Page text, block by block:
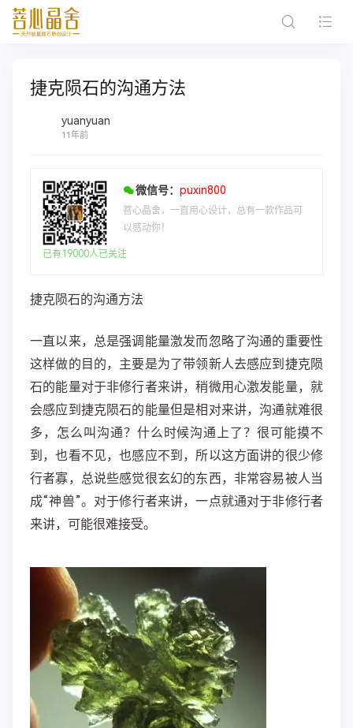
捷克陨石的沟通方法
yuanyuan
11年前
微信号： puxin800
菩心晶舍，一直用心设计，总有一款作品可
以感动你！
已有19000人已关注
捷克陨石的沟通方法
一直以来，总是强调能量激发而忽略了沟通的重要性
这样做的目的，主要是为了带领新人去感应到捷克陨
石的能量对于非修行者来讲，稍微用心激发能量，就
会感应到捷克陨石的能量但是相对来讲，沟通就难很
多，怎么叫沟通？什么时候沟通上了？很可能摸不
到，也看不见，也感应不到，所以这方面讲的很少修
行者寡，总说些感觉很玄幻的东西，非常容易被人当
成“神兽”。对于修行者来讲，一点就通对于非修行者
来讲，可能很难接受。